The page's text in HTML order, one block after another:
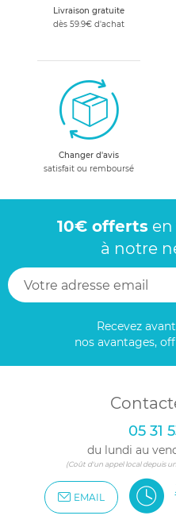
Livraison gratuite
dès 59.9€ d'achat
Changer d'avis
satisfait ou remboursé
10€ offerts
à notre
Recevez
nos avantages,
05 31
du lundi au
(Coût d'un appel local depuis
EMAIL